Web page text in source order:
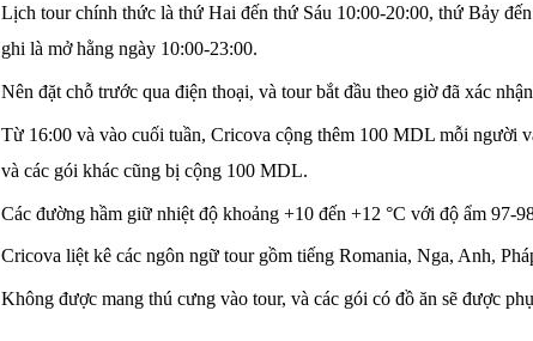
Lịch tour chính thức là thứ Hai đến thứ Sáu 10:00-20:00, thứ Bảy
ghi là mở hằng ngày 10:00-23:00.
Nên đặt chỗ trước qua điện thoại, và tour bắt đầu theo giờ đã xác
Từ 16:00 và vào cuối tuần, Cricova cộng thêm 100 MDL mỗi người
và các gói khác cũng bị cộng 100 MDL.
Các đường hầm giữ nhiệt độ khoảng +10 đến +12 °C với độ ẩm 97-
Cricova liệt kê các ngôn ngữ tour gồm tiếng Romania, Nga, Anh,
Không được mang thú cưng vào tour, và các gói có đồ ăn sẽ được